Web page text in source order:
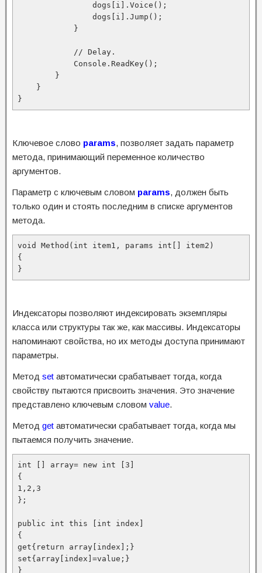
                dogs[i].Voice();
                dogs[i].Jump();
            }
            // Delay.
            Console.ReadKey();
        }
    }
}
Ключевое слово params, позволяет задать параметр
метода, принимающий переменное количество
аргументов.
Параметр с ключевым словом params, должен быть
только один и стоять последним в списке аргументов
метода.
void Method(int item1, params int[] item2)
{
}
Индексаторы позволяют индексировать экземпляры
класса или структуры так же, как массивы. Индексаторы
напоминают свойства, но их методы доступа принимают
параметры.
Метод set автоматически срабатывает тогда, когда
свойству пытаются присвоить значения. Это значение
представлено ключевым словом value.
Метод get автоматически срабатывает тогда, когда мы
пытаемся получить значение.
int [] array= new int [3]
{
1,2,3
};
public int this [int index]
{
get{return array[index];}
set{array[index]=value;}
}